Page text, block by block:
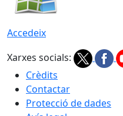
Accedeix
Xarxes socials:
Crèdits
Contactar
Protecció de dades